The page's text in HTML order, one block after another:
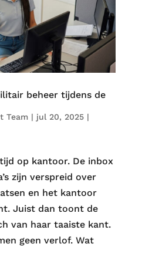
beheer tijdens de
Team| jul 20, 2025|
op kantoor. De inbox
zijn verspreid over
en het kantoor
Juist dan toont de
van haar taaiste kant.
geen verlof. Wat